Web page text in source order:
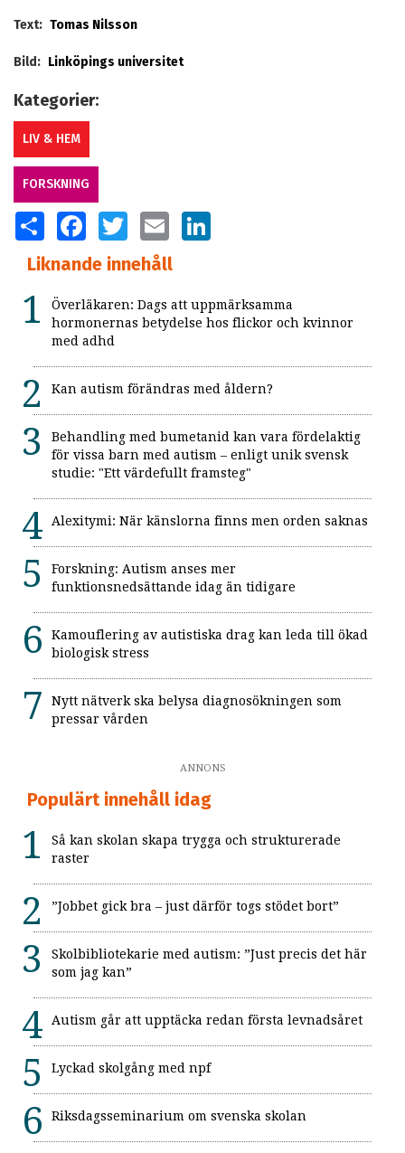
Text: Tomas Nilsson
Bild: Linköpings universitet
Kategorier:
LIV & HEM
FORSKNING
SHARE FACEBOOKTWITTER EMAIL
Liknande innehåll
Överläkaren: Dags att uppmärksamma
hormonernas betydelse hos flickor och kvinnor
med adhd
Kan autism förändras med åldern?
Behandling med bumetanid kan vara fördelaktig
för vissa barn med autism – enligt unik svensk
studie: "Ett värdefullt framsteg"
Alexitymi: När känslorna finns men orden saknas
Forskning: Autism anses mer
funktionsnedsättande idag än tidigare
Kamouflering av autistiska drag kan leda till ökad
biologisk stress
Nytt nätverk ska belysa diagnosökningen som
pressar vården
ANNONS
Populärt innehåll idag
Så kan skolan skapa trygga och strukturerade
raster
”Jobbet gick bra – just därför togs stödet bort”
Skolbibliotekarie med autism: ”Just precis det här
som jag kan”
Autism går att upptäcka redan första levnadsåret
Lyckad skolgång med npf
Riksdagsseminarium om svenska skolan